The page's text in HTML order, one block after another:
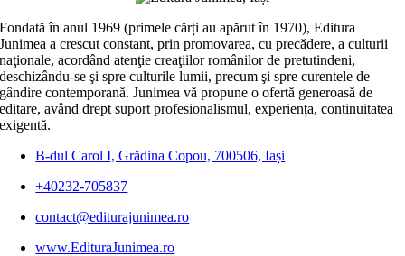
Fondată în anul 1969 (primele cărți au apărut în 1970), Editura
Junimea a crescut constant, prin promovarea, cu precădere, a culturii
naţionale, acordând atenţie creaţiilor românilor de pretutindeni,
deschizându-se şi spre culturile lumii, precum şi spre curentele de
gândire contemporană. Junimea vă propune o ofertă generoasă de
editare, având drept suport profesionalismul, experiența, continuitatea
exigentă.
B-dul Carol I, Grădina Copou, 700506, Iași
+40232-705837
contact@editurajunimea.ro
www.EdituraJunimea.ro